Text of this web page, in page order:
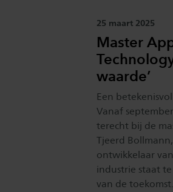
Publicatiedatum:
25 maart 2025
Master
waarde’
Een
Vanaf
terecht bij de
Tjeerd
ontwikkelaar
industrie staat
van de